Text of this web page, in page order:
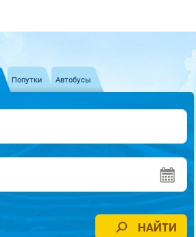
Попутки Автобусы